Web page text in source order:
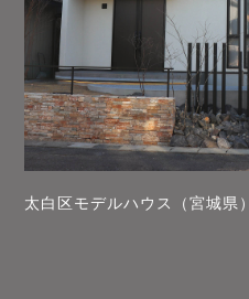
太白区モデルハウス（宮城県）